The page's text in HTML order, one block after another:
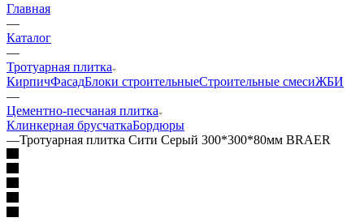
Главная
—
Каталог
—
Тротуарная плитка
КирпичФасадБлоки строительныеСтроительные смесиЖБИ
—
Цементно-песчаная плитка
Клинкерная брусчаткаБордюры
—Тротуарная плитка Сити Серый 300*300*80мм BRAER